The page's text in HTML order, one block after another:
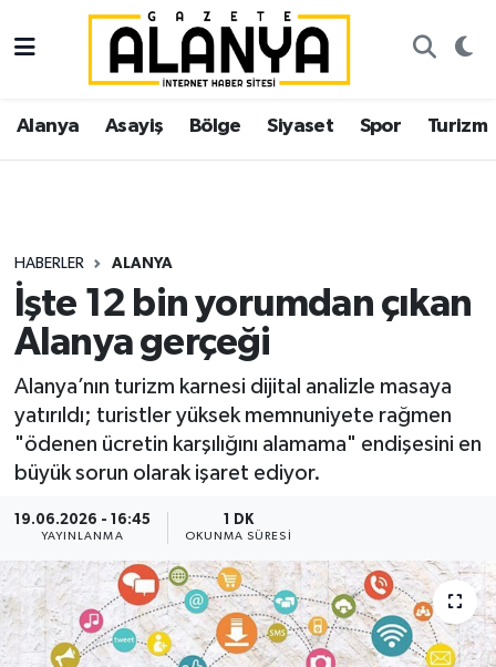
Alanya Asayiş Bölge Siyaset Spor Turizm
HABERLER ALANYA
İşte 12 bin yorumdan çıkan
Alanya gerçeği
Alanya’nın turizm karnesi dijital analizle masaya
yatırıldı; turistler yüksek memnuniyete rağmen
"ödenen ücretin karşılığını alamama" endişesini en
büyük sorun olarak işaret ediyor.
19.06.2026 - 16:45
YAYINLANMA
1 DK
OKUNMA SÜRESI
Alanya
Asayiş
Siyaset
Spor
Turizm
Ekonomi
Gazipaşa
İstanbul Nöbetçi Eczaneler
İstanbul Hava Durumu
Süper Lig Puan Durumu ve Fikstür
Tüm Manşetler
Son Dakika Haberleri
Haber Arşivi